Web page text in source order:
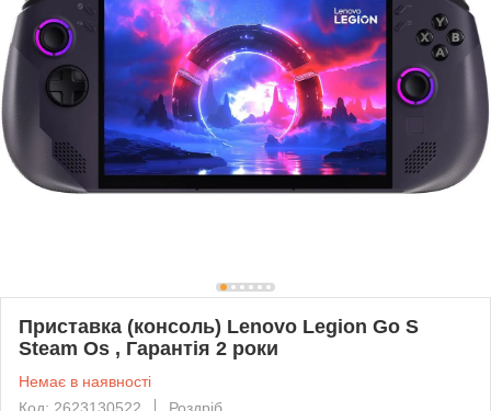
Приставка (консоль) Lenovo Legion Go S
Steam Os , Гарантія 2 роки
Немає в наявності
Код: 2623130522
Роздріб